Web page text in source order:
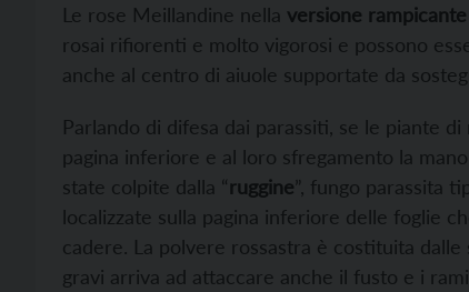
Le rose Meillandine nella versione rampicante
rosai rifiorenti e molto vigorosi e possono
anche al centro di aiuole supportate da
Parlando di difesa dai parassiti, se le piante
pagina inferiore e al loro sfregamento la
state colpite dalla “ruggine”, fungo parassita
localizzate sulla pagina inferiore delle foglie
cadere. La polvere rossastra è costituita
gravi arriva ad attaccare anche il fusto e i